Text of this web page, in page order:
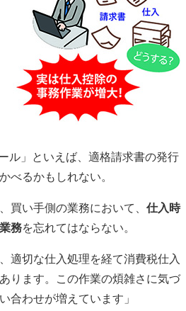
ル」といえば、適格請求書の発行
べるかもしれない。
買い手側の業務において、 仕入時
務を忘れてはならない。
適切な仕入処理を経て消費税仕入
ります。この作業の煩雑さに気づ
合わせが増えています」